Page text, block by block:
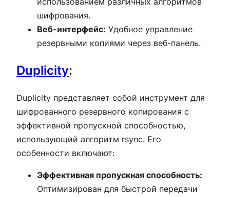
шифрования.
Веб-интерфейс: Удобное управление
резервными копиями через веб-панель.
Duplicity:
Duplicity представляет собой инструмент для
шифрованного резервного копирования с
эффективной пропускной способностью,
использующий алгоритм rsync. Его
особенности включают:
Эффективная пропускная способность:
Оптимизирован для быстрой передачи